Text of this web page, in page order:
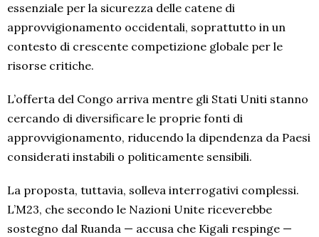
essenziale per la sicurezza delle catene di
approvvigionamento occidentali, soprattutto in un
contesto di crescente competizione globale per le
risorse critiche.
L’offerta del Congo arriva mentre gli Stati Uniti stanno
cercando di diversificare le proprie fonti di
approvvigionamento, riducendo la dipendenza da Paesi
considerati instabili o politicamente sensibili.
La proposta, tuttavia, solleva interrogativi complessi.
L’M23, che secondo le Nazioni Unite riceverebbe
sostegno dal Ruanda — accusa che Kigali respinge —